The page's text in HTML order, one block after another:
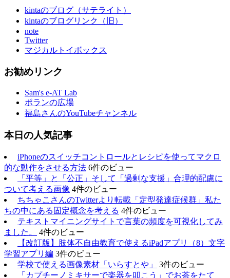
kintaのブログ（サテライト）
kintaのブログリンク（旧）
note
Twitter
マジカルトイボックス
お勧めリンク
Sam's e-AT Lab
ポランの広場
福島さんのYouTubeチャンネル
本日の人気記事
iPhoneのスイッチコントロールとレシピを使ってマクロ
的な動作をさせる方法 6件のビュー
「平等」と「公正」そして「過剰な支援」合理的配慮に
ついて考える画像 4件のビュー
ちちゃこさんのTwitterより転載「定型発達症候群」私た
ちの中にある固定概念を考える 4件のビュー
テキストマイニングサイトで言葉の頻度を可視化してみ
ました。
4件のビュー
【改訂版】肢体不自由教育で使えるiPadアプリ（8）文字
学習アプリ編 3件のビュー
学校で使える画像素材「いらすとや」
3件のビュー
「カプチーノミキサーで楽器を叩こう」でお茶をたて